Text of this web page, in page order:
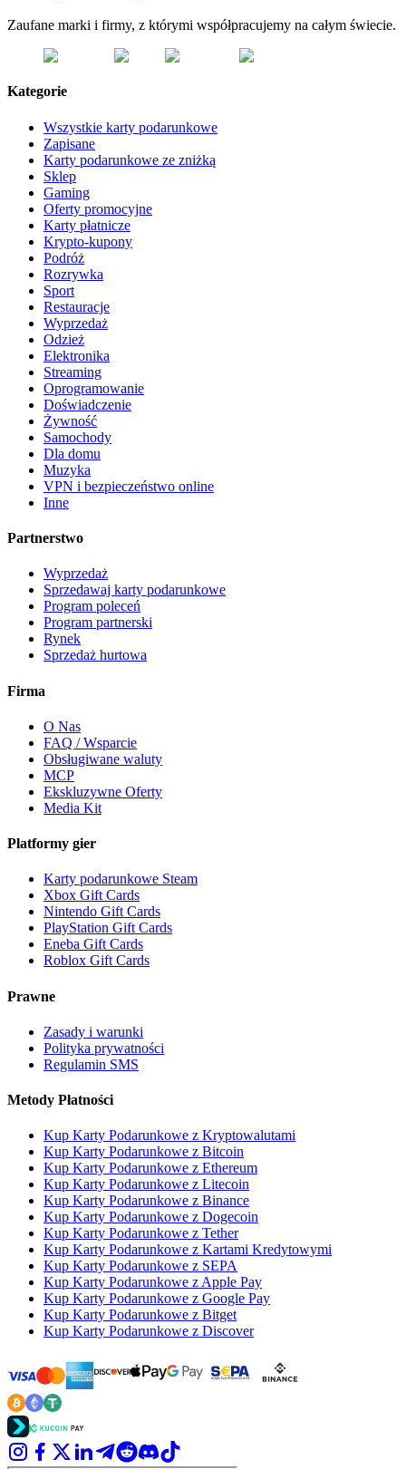
Zaufane marki i firmy, z którymi współpracujemy na całym świecie.
Kategorie
Wszystkie karty podarunkowe
Zapisane
Karty podarunkowe ze zniżką
Sklep
Gaming
Oferty promocyjne
Karty płatnicze
Krypto-kupony
Podróż
Rozrywka
Sport
Restauracje
Wyprzedaż
Odzież
Elektronika
Streaming
Oprogramowanie
Doświadczenie
Żywność
Samochody
Dla domu
Muzyka
VPN i bezpieczeństwo online
Inne
Partnerstwo
Wyprzedaż
Sprzedawaj karty podarunkowe
Program poleceń
Program partnerski
Rynek
Sprzedaż hurtowa
Firma
O Nas
FAQ / Wsparcie
Obsługiwane waluty
MCP
Ekskluzywne Oferty
Media Kit
Platformy gier
Karty podarunkowe Steam
Xbox Gift Cards
Nintendo Gift Cards
PlayStation Gift Cards
Eneba Gift Cards
Roblox Gift Cards
Prawne
Zasady i warunki
Polityka prywatności
Regulamin SMS
Metody Płatności
Kup Karty Podarunkowe z Kryptowalutami
Kup Karty Podarunkowe z Bitcoin
Kup Karty Podarunkowe z Ethereum
Kup Karty Podarunkowe z Litecoin
Kup Karty Podarunkowe z Binance
Kup Karty Podarunkowe z Dogecoin
Kup Karty Podarunkowe z Tether
Kup Karty Podarunkowe z Kartami Kredytowymi
Kup Karty Podarunkowe z SEPA
Kup Karty Podarunkowe z Apple Pay
Kup Karty Podarunkowe z Google Pay
Kup Karty Podarunkowe z Bitget
Kup Karty Podarunkowe z Discover